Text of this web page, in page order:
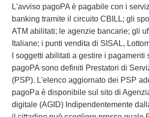
L'avviso pagoPA è pagabile con i
banking tramite il circuito CBILL; gli
ATM abilitati; le agenzie bancarie; gli
Italiane; i punti vendita di SISAL,
I soggetti abilitati a gestire i pagamenti
pagoPA sono definiti Prestatori di
(PSP). L'elenco aggiornato dei PSP
pagoPa è disponibile sul sito di
digitale (AGID) Indipendentemente